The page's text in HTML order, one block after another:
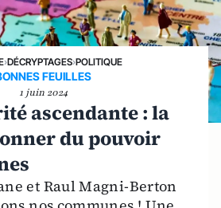
›DÉCRYPTAGES›POLITIQUE
FEUILLES
1 juin 2024
ascendante : la
du pouvoir
et Raul Magni-Berton